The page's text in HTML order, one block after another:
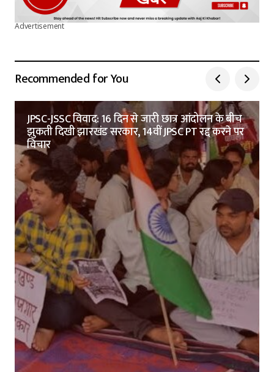
Advertisement
Recommended for You
JPSC-JSSC विवाद: 16 दिन से जारी छात्र आंदोलन के बीच
झुकती दिखी झारखंड सरकार, 14वीं JPSC PT रद्द करने पर
विचार